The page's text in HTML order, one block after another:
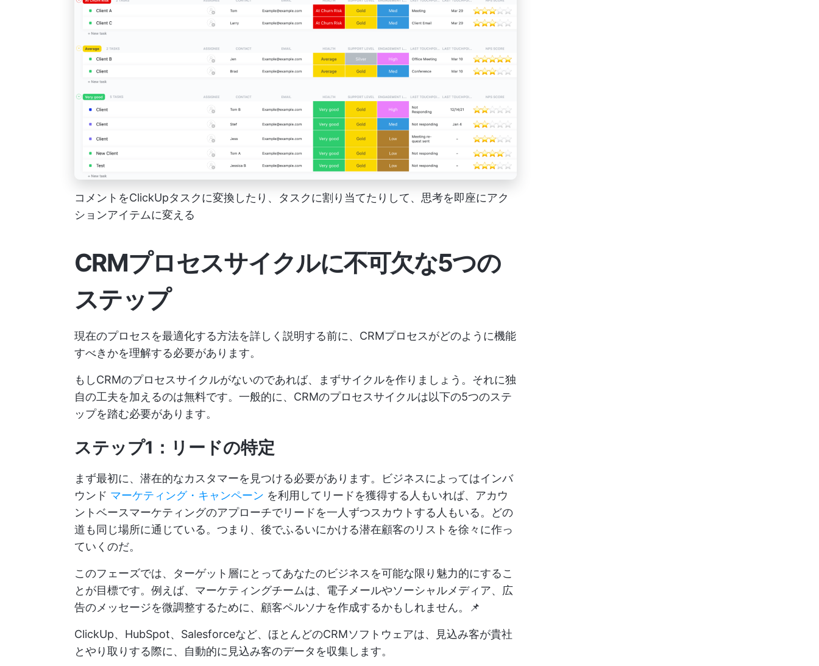
コメントをClickUpタスクに変換したり、タスクに割り当てたりして、思考を即座にアク
ションアイテムに変える
CRMプロセスサイクルに不可欠な5つの
ステップ
現在のプロセスを最適化する方法を詳しく説明する前に、CRMプロセスがどのように機能
すべきかを理解する必要があります。
もしCRMのプロセスサイクルがないのであれば、まずサイクルを作りましょう。それに独
自の工夫を加えるのは無料です。一般的に、CRMのプロセスサイクルは以下の5つのステ
ップを踏む必要があります。
ステップ1：リードの特定
まず最初に、潜在的なカスタマーを見つける必要があります。ビジネスによってはインバ
ウンド マーケティング・キャンペーン を利用してリードを獲得する人もいれば、アカウ
ントベースマーケティングのアプローチでリードを一人ずつスカウトする人もいる。どの
道も同じ場所に通じている。つまり、後でふるいにかける潜在顧客のリストを徐々に作っ
ていくのだ。
このフェーズでは、ターゲット層にとってあなたのビジネスを可能な限り魅力的にするこ
とが目標です。例えば、マーケティングチームは、電子メールやソーシャルメディア、広
告のメッセージを微調整するために、顧客ペルソナを作成するかもしれません。📌
ClickUp、HubSpot、Salesforceなど、ほとんどのCRMソフトウェアは、見込み客が貴社
とやり取りする際に、自動的に見込み客のデータを収集します。